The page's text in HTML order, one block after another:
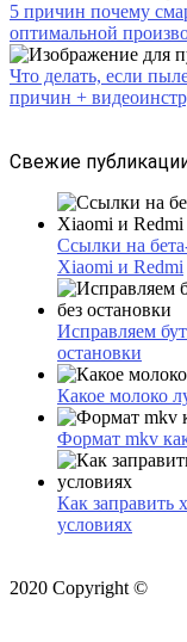
5 причин почему
оптимальной
Что делать, если
причин +
Свежие
Ссылки на
Xiaomi и Redmi
Исправляем
остановки
Какое молоко
Формат mkv
Как заправить
условиях
2020 Copyright ©